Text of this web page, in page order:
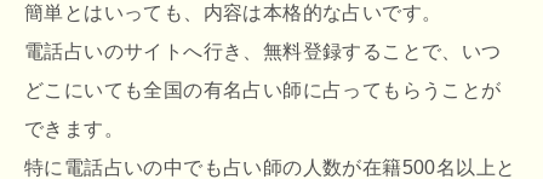
簡単とはいっても、内容は本格的な占いです。
電話占いのサイトへ行き、無料登録することで、いつ
どこにいても全国の有名占い師に占ってもらうことが
できます。
特に電話占いの中でも占い師の人数が在籍500名以上と